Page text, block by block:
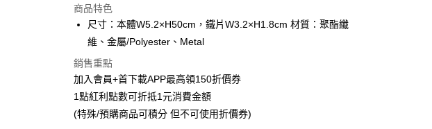
LINE Pay
Apple Pay
悠遊付
Google Pay
ATM付款
商品特色
尺寸：本體W5.2×H50cm，鐵片W3.2×H1.8cm 材質：聚酯纖
維、金屬/Polyester、Metal
銷售重點
加入會員+首下載APP最高領150折價券
1點紅利點數可折抵1元消費金額
(特殊/預購商品可積分 但不可使用折價券)